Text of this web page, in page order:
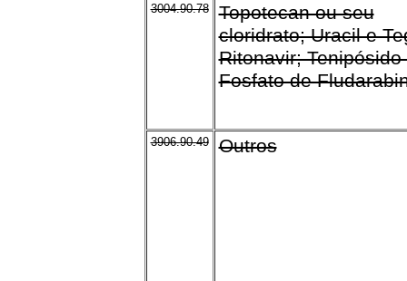
3004.90.78
Topotecan ou seu
cloridrato; Uracil e
Ritonavir; Tenipósido
Fosfato de
3906.90.49 Outros